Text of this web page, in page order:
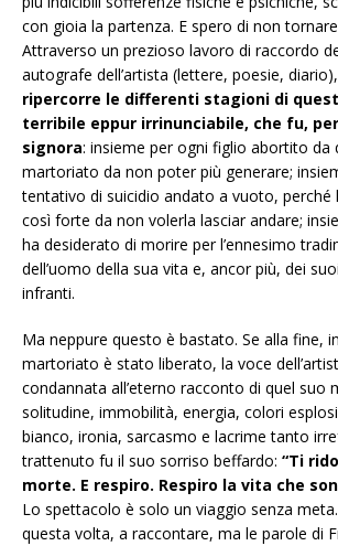
con gioia la partenza. E spero di non
Attraverso un prezioso lavoro di raccordo
autografe dell’artista (lettere, poesie, diario),
ripercorre le differenti stagioni di
terribile eppur irrinunciabile, che fu,
signora: insieme per ogni figlio abortito da
martoriato da non poter più generare;
tentativo di suicidio andato a vuoto, perché
così forte da non volerla lasciar andare;
ha desiderato di morire per l’ennesimo
dell’uomo della sua vita e, ancor più, dei
infranti.
Ma neppure questo è bastato. Se alla fine,
martoriato è stato liberato, la voce
condannata all’eterno racconto di quel suo
solitudine, immobilità, energia, colori
bianco, ironia, sarcasmo e lacrime tanto
trattenuto fu il suo sorriso beffardo: “Ti
morte. E respiro. Respiro la vita che
Lo spettacolo è solo un viaggio senza
questa volta, a raccontare, ma le parole di